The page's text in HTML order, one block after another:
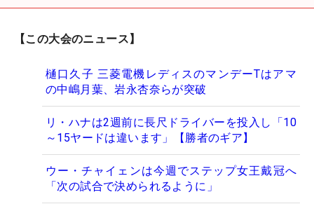
【この大会のニュース】
樋口久子 三菱電機レディスのマンデーTはアマ
の中嶋月葉、岩永杏奈らが突破
リ・ハナは2週前に長尺ドライバーを投入し「10
～15ヤードは違います」【勝者のギア】
ウー・チャイェンは今週でステップ女王戴冠へ
「次の試合で決められるように」